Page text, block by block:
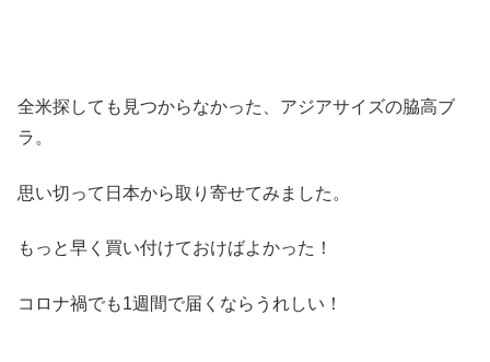
全米探しても見つからなかった、アジアサイズの脇高ブ
ラ。
思い切って日本から取り寄せてみました。
もっと早く買い付けておけばよかった！
コロナ禍でも1週間で届くならうれしい！